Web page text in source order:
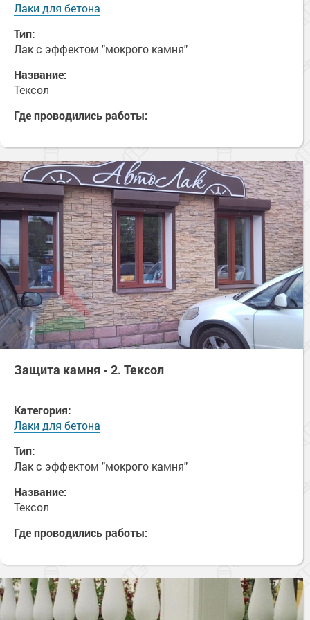
Сопутствующие товары
Морозостойкие краски для металла
Морозостойкие краски для фасада
Сопутствующие товары
Лаки для бетона
Тип:
Лак с эффектом "мокрого камня"
Название:
Тексол
Где проводились работы:
Защита камня - 2. Тексол
Категория:
Лаки для бетона
Тип:
Лак с эффектом "мокрого камня"
Название:
Тексол
Где проводились работы: